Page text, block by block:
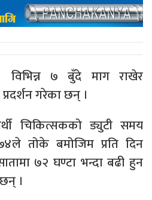
७ बुँदे माग राखेर
गरेका छन् ।
चिकित्सकको ड्युटी समय
तोके बमोजिम प्रति दिन
७२ घण्टा भन्दा बढी हुन
।